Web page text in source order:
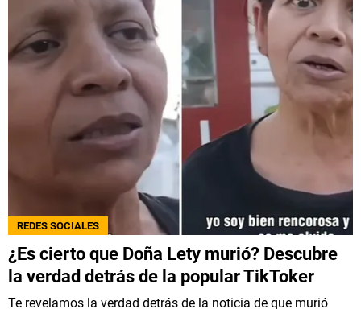
REDES SOCIALES
¿Es cierto que Doña Lety murió? Descubre
la verdad detrás de la popular TikToker
Te revelamos la verdad detrás de la noticia de que murió